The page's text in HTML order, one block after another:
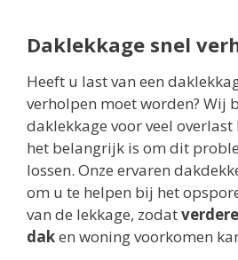
Daklekkage snel
Heeft u last van een
verholpen moet worden? Wij
daklekkage voor veel
het belangrijk is om dit
lossen. Onze ervaren
om u te helpen bij het
van de lekkage, zodat
daken woning voorkomen